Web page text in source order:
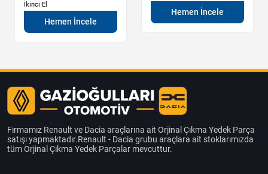
İkinci El
Hemen İncele
Hemen İncele
Firmamız Renault ve Dacia araçlarına ait Orjinal Çıkma Yedek Parça
satışı yapmaktadır.Renault - Dacia grubu araçlara ait stoklarımızda
tüm Orjinal Çıkma Yedek Parçalar mevcuttur.